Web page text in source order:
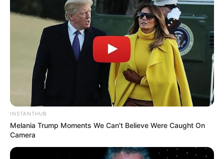
Shenina Cinnamon Megan Domani
Beby Tsabina Salshabilla Adriani
INSTANTHUB
Melania Trump Moments We Can't Believe Were Caught On
Camera